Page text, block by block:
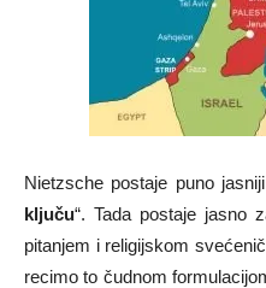
Nietzsche postaje puno
ključu“. Tada postaje jasno
pitanjem i religijskom
recimo to čudnom